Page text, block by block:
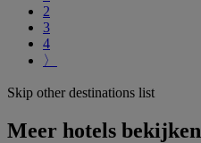
2
3
4
〉
Skip other destinations list
Meer hotels bekijken